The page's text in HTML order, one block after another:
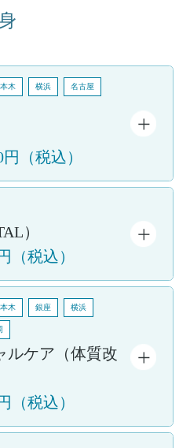
木 横浜 名古屋
円 （税込）
）
（税込）
木 銀座 横浜
ルケア（体質改
（税込）